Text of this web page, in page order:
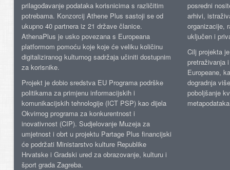
prilagođavanje podataka korisnicima s različitim
potrebama. Konzorcij Athene Plus sastoji se od
ukupno 40 partnera iz 21 države članice.
AthenaPlus je usko povezana s Europeana
platformom pomoću koje koje će veliku količinu
digitaliziranog kulturnog sadržaja učiniti dostupnim
za korisnike.
Projekt je dobio sredstva EU Programa podrške
politikama za primjenu informacijskih i
komunikacijskih tehnologije (ICT PSP) kao dijela
Okvirnog programa za konkurentnost i
inovativnost (CIP). Sudjelovanje Muzeja za
umjetnost i obrt u projektu Partage Plus financijski
će podržati Ministarstvo kulture Republike
Hrvatske i Gradski ured za obrazovanje, kulturu i
šport grada Zagreba.
posredni
arhivi,
organizacije,
uključen i
Cilj projekta
pretraživanja
Europeane,
dogradnja
poboljšanje